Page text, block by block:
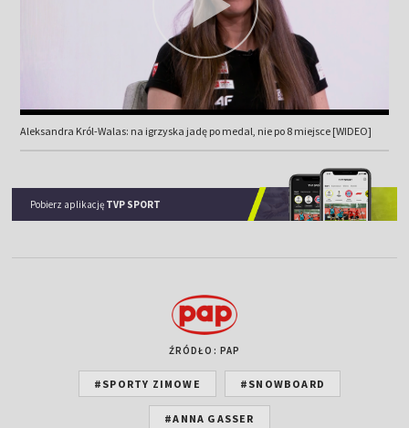
Aleksandra Król-Walas: na igrzyska jadę po medal, nie po 8 miejsce [WIDEO]
Pobierz aplikację TVP SPORT
ŹRÓDŁO: PAP
#SPORTY ZIMOWE #SNOWBOARD
#ANNA GASSER